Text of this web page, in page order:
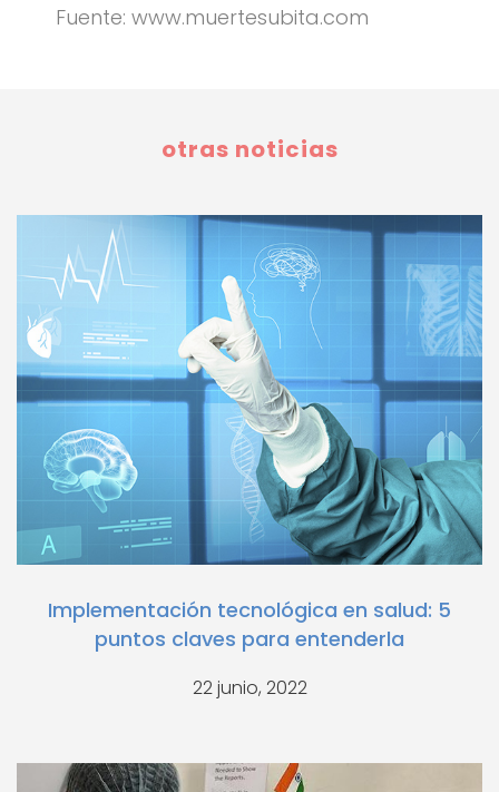
Fuente: www.muertesubita.com
otras noticias
Implementación tecnológica en salud: 5
puntos claves para entenderla
22 junio, 2022